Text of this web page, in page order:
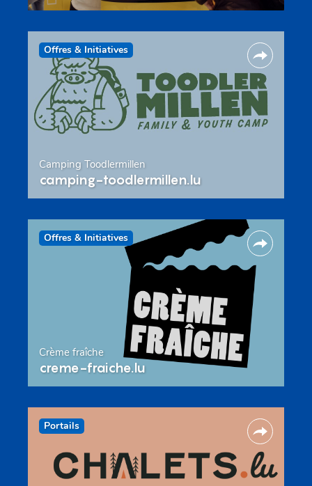
Offres & Initiatives
Camping Toodlermillen
camping-toodlermillen.lu
Offres & Initiatives
Crème fraîche
creme-fraiche.lu
Portails